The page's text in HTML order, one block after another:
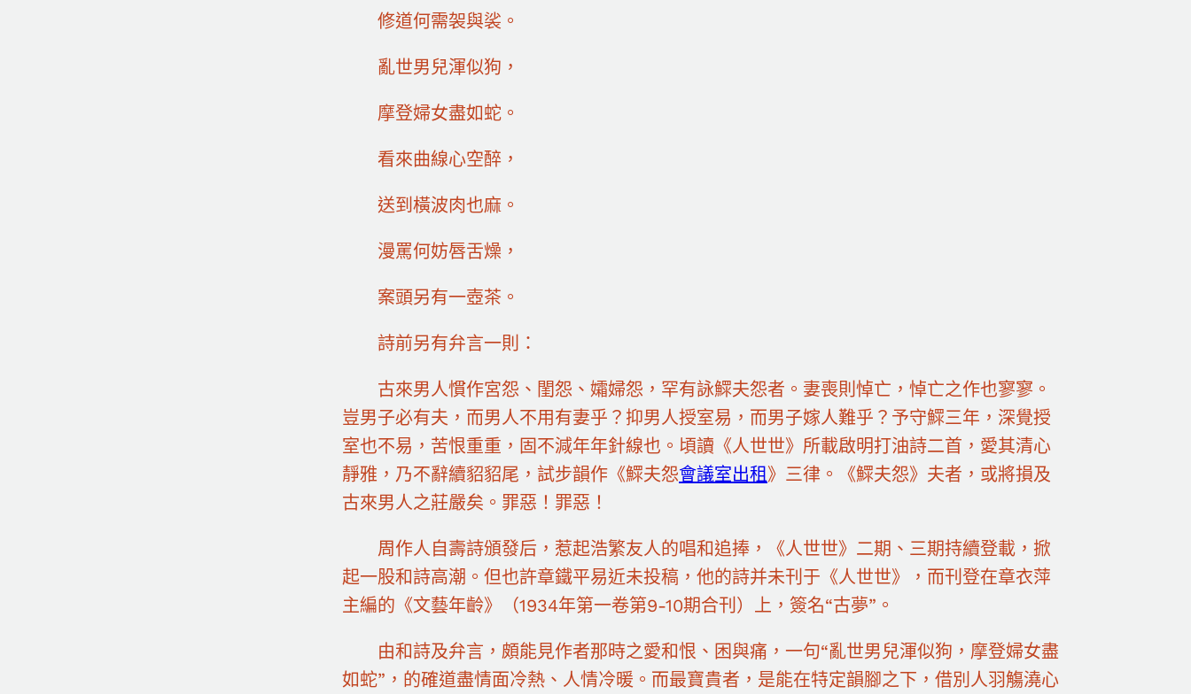
修道何需袈與裟。
亂世男兒渾似狗，
摩登婦女盡如蛇。
看來曲線心空醉，
送到橫波肉也麻。
漫罵何妨唇舌燥，
案頭另有一壺茶。
詩前另有弁言一則：
古來男人慣作宮怨、閨怨、孀婦怨，罕有詠鰥夫怨者。妻喪則悼亡，悼亡之作也寥寥。
豈男子必有夫，而男人不用有妻乎？抑男人授室易，而男子嫁人難乎？予守鰥三年，深覺授
室也不易，苦恨重重，固不減年年針線也。頃讀《人世世》所載啟明打油詩二首，愛其清心
靜雅，乃不辭續貂貂尾，試步韻作《鰥夫怨會議室出租 》三律。《鰥夫怨》夫者，或將損及
古來男人之莊嚴矣。罪惡！罪惡！
周作人自壽詩頒發后，惹起浩繁友人的唱和追捧，《人世世》二期、三期持續登載，掀
起一股和詩高潮。但也許章鐵平易近未投稿，他的詩并未刊于《人世世》，而刊登在章衣萍
主編的《文藝年齡》（1934年第一卷第9-10期合刊）上，簽名“古夢”。
由和詩及弁言，頗能見作者那時之愛和恨、困與痛，一句“亂世男兒渾似狗，摩登婦女盡
如蛇”，的確道盡情面冷熱、人情冷暖。而最寶貴者，是能在特定韻腳之下，借別人羽觴澆心